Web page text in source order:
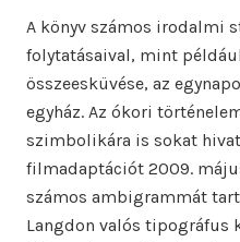
A könyv számos irodalmi
folytatásaival, mint
összeesküvése, az
egyház. Az ókori
szimbolikára is sokat
filmadaptációt 2009.
számos ambigrammát
Langdon valós tipográfus